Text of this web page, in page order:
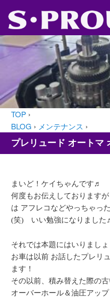
TOP ›
BLOG › メンテナンス ›
プレリュード オートマ
まいど！ケイちゃんです♬
何度もお伝えしております
は アフレコなどやっちゃっ
(笑) いい勉強になりました
それでは本題にはいりましょ
お車は以前 お話したプレリ
ます！
その以前、積み替えた際の
オーバーホール＆油圧アッ